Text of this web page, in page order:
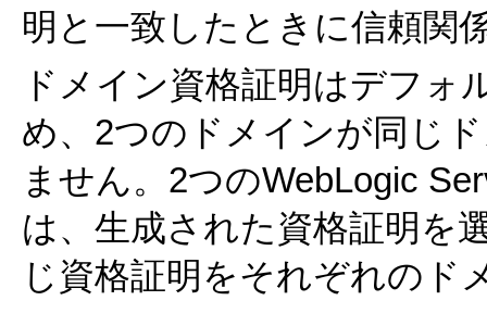
明と一致したときに信頼関
ドメイン資格証明はデフ
め、2つのドメインが同じ
ません。2つのWebLogic
は、生成された資格証明を
じ資格証明をそれぞれのド